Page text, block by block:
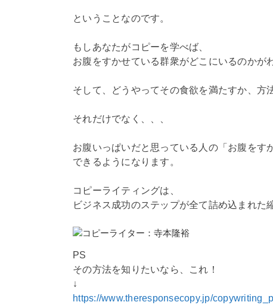
ということなのです。
もしあなたがコピーを学べば、
お腹をすかせている群衆がどこにいるのかが
そして、どうやってその食欲を満たすか、方
それだけでなく、、、
お腹いっぱいだと思っている人の「お腹をす
できるようになります。
コピーライティングは、
ビジネス成功のステップが全て詰め込まれた
PS
その方法を知りたいなら、これ！
↓
https://www.theresponsecopy.jp/